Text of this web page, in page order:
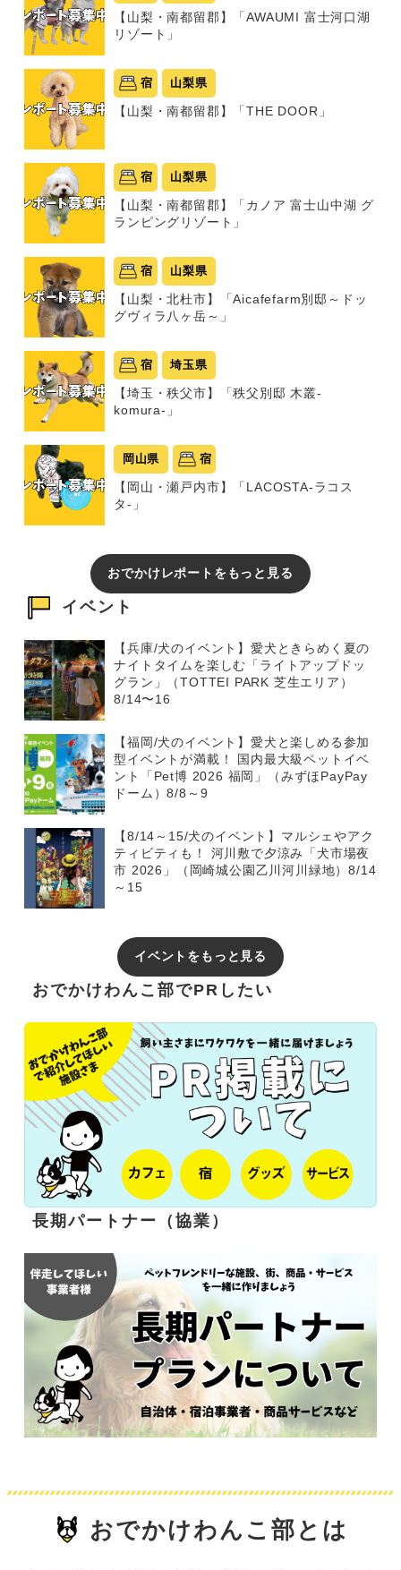
【山梨・南都留郡】「AWAUMI 富士河口湖
リゾート」
宿 山梨県
【山梨・南都留郡】「THE DOOR」
宿 山梨県
【山梨・南都留郡】「カノア 富士山中湖 グ
ランピングリゾート」
宿 山梨県
【山梨・北杜市】「Aicafefarm別邸～ドッ
グヴィラ八ヶ岳～」
宿 埼玉県
【埼玉・秩父市】「秩父別邸 木叢-
komura-」
岡山県 宿
【岡山・瀬戸内市】「LACOSTA-ラコス
タ-」
おでかけレポートをもっと見る
イベント
【兵庫/犬のイベント】愛犬ときらめく夏の
ナイトタイムを楽しむ「ライトアップドッ
グラン」（TOTTEI PARK 芝生エリア）
8/14〜16
【福岡/犬のイベント】愛犬と楽しめる参加
型イベントが満載！ 国内最大級ペットイベ
ント「Pet博 2026 福岡」（みずほPayPay
ドーム）8/8～9
【8/14～15/犬のイベント】マルシェやアク
ティビティも！ 河川敷で夕涼み「犬市場夜
市 2026」（岡崎城公園乙川河川緑地）8/14
～15
イベントをもっと見る
おでかけわんこ部でPRしたい
長期パートナー（協業）
おでかけわんこ部とは